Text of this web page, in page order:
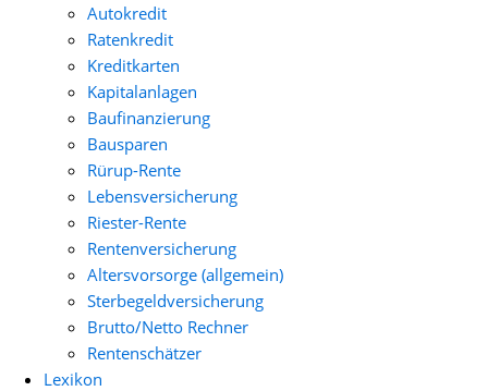
Autokredit
Ratenkredit
Kreditkarten
Kapitalanlagen
Baufinanzierung
Bausparen
Rürup-Rente
Lebensversicherung
Riester-Rente
Rentenversicherung
Altersvorsorge (allgemein)
Sterbegeldversicherung
Brutto/Netto Rechner
Rentenschätzer
Lexikon